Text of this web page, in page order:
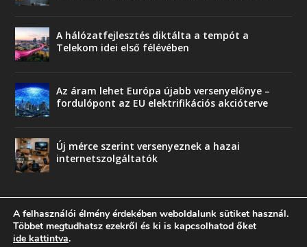
A hálózatfejlesztés diktálta a tempót a
Telekom idei első félévében
Az áram lehet Európa újabb versenyelőnye –
fordulópont az EU elektrifikációs akcióterve
Új mérce szerint versenyeznek a hazai
internetszolgáltatók
A felhasználói élmény érdekében weboldalunk sütiket használ.
Többet megtudhatsz ezekről és ki is kapcsolhatod őket
ide kattintva.